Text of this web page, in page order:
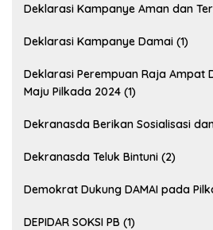
Deklarasi Kampanye Aman dan
Deklarasi Kampanye Damai (1)
Deklarasi Perempuan Raja Ampat
Maju Pilkada 2024 (1)
Dekranasda Berikan Sosialisasi
Dekranasda Teluk Bintuni (2)
Demokrat Dukung DAMAI pada
DEPIDAR SOKSI PB (1)